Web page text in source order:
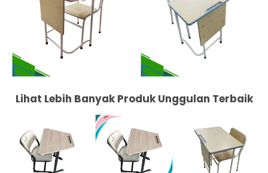
Lihat Lebih Banyak Produk Unggulan Terbaik